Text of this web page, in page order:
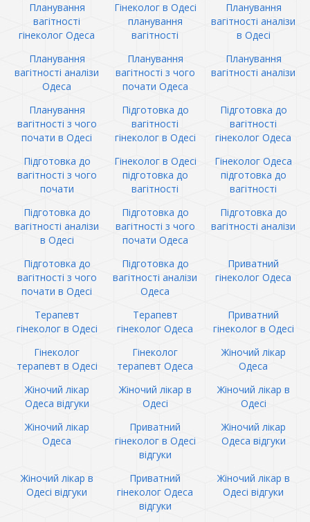
Планування
вагітності
гінеколог Одеса
Гінеколог в Одесі
планування
вагітності
Планування
вагітності аналізи
в Одесі
Планування
вагітності аналізи
Одеса
Планування
вагітності з чого
почати Одеса
Планування
вагітності аналізи
Планування
вагітності з чого
почати в Одесі
Підготовка до
вагітності
гінеколог в Одесі
Підготовка до
вагітності
гінеколог Одеса
Підготовка до
вагітності з чого
почати
Гінеколог в Одесі
підготовка до
вагітності
Гінеколог Одеса
підготовка до
вагітності
Підготовка до
вагітності аналізи
в Одесі
Підготовка до
вагітності з чого
почати Одеса
Підготовка до
вагітності аналізи
Підготовка до
вагітності з чого
почати в Одесі
Підготовка до
вагітності аналізи
Одеса
Приватний
гінеколог Одеса
Терапевт
гінеколог в Одесі
Терапевт
гінеколог Одеса
Приватний
гінеколог в Одесі
Гінеколог
терапевт в Одесі
Гінеколог
терапевт Одеса
Жіночий лікар
Одеса
Жіночий лікар
Одеса відгуки
Жіночий лікар в
Одесі
Жіночий лікар в
Одесі
Жіночий лікар
Одеса
Приватний
гінеколог в Одесі
відгуки
Жіночий лікар
Одеса відгуки
Жіночий лікар в
Одесі відгуки
Приватний
гінеколог Одеса
відгуки
Жіночий лікар в
Одесі відгуки